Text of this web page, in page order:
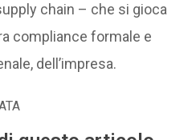
chain – che si gioca
compliance formale e
dell’impresa.